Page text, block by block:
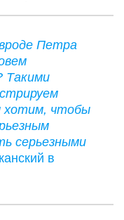
Петра
Такими
хотим, чтобы
серьезными
в